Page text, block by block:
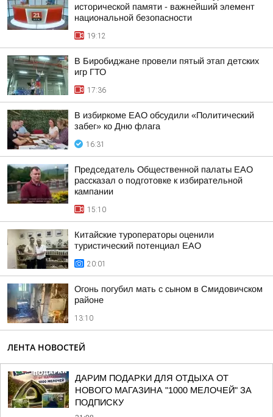
исторической памяти - важнейший элемент
национальной безопасности
19:12
В Биробиджане провели пятый этап детских
игр ГТО
17:36
В избиркоме ЕАО обсудили «Политический
забег» ко Дню флага
16:31
Председатель Общественной палаты ЕАО
рассказал о подготовке к избирательной
кампании
15:10
Китайские туроператоры оценили
туристический потенциал ЕАО
20:01
Огонь погубил мать с сыном в Смидовичском
районе
13:10
ЛЕНТА НОВОСТЕЙ
ДАРИМ ПОДАРКИ ДЛЯ ОТДЫХА ОТ
НОВОГО МАГАЗИНА "1000 МЕЛОЧЕЙ" ЗА
ПОДПИСКУ